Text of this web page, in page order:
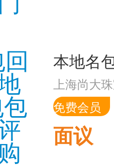
上海尚大
免费会员
面议